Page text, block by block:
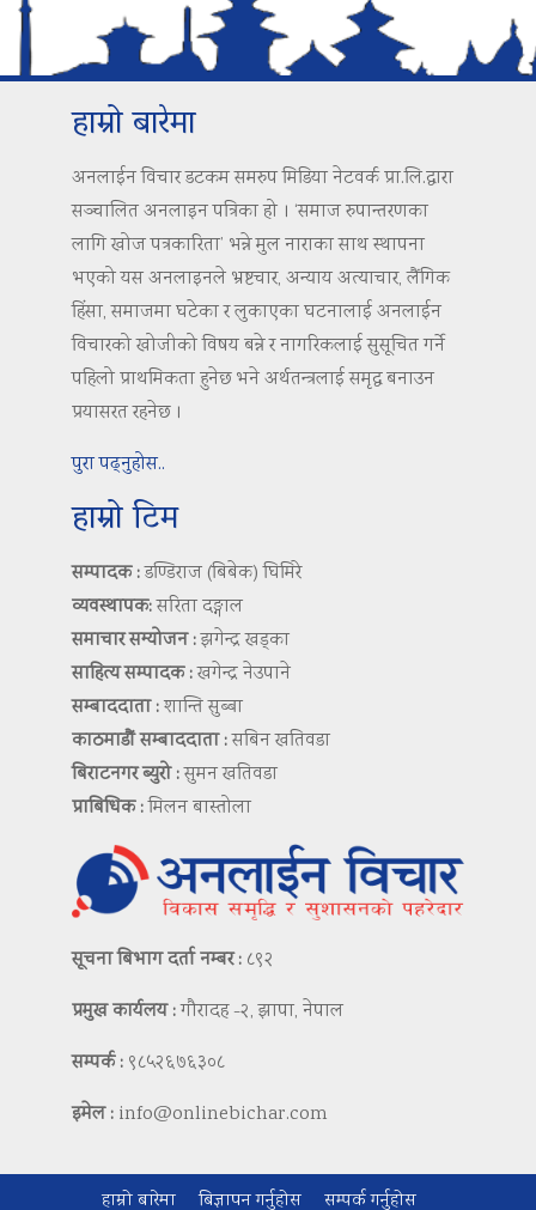
हाम्रो बारेमा
अनलाईन विचार डटकम समरुप मिडिया नेटवर्क प्रा.लि.द्वारा
सञ्चालित अनलाइन पत्रिका हो । ‘समाज रुपान्तरणका
लागि खोज पत्रकारिता’ भन्ने मुल नाराका साथ स्थापना
भएको यस अनलाइनले भ्रष्टचार, अन्याय अत्याचार, लैंगिक
हिंसा, समाजमा घटेका र लुकाएका घटनालाई अनलाईन
विचारको खोजीको विषय बन्ने र नागरिकलाई सुसूचित गर्ने
पहिलो प्राथमिकता हुनेछ भने अर्थतन्त्रलाई समृद्ध बनाउन
प्रयासरत रहनेछ ।
पुरा पढ्नुहोस..
हाम्रो टिम
सम्पादक :डण्डिराज (बिबेक) घिमिरे
व्यवस्थापक:सरिता दङ्गाल
समाचार सम्योजन :झगेन्द्र खड्का
साहित्य सम्पादक :खगेन्द्र नेउपाने
सम्बाददाता :शान्ति सुब्बा
काठमाडौं सम्बाददाता :सबिन खतिवडा
बिराटनगर ब्युरो :सुमन खतिवडा
प्राबिधिक :मिलन बास्तोला
सूचना बिभाग दर्ता नम्बर : ८९२
प्रमुख कार्यलय :गौरादह -२, झापा, नेपाल
सम्पर्क : ९८५२६७६३०८
इमेल : info@onlinebichar.com
हाम्रो बारेमा बिज्ञापन गर्नुहोस सम्पर्क गर्नुहोस